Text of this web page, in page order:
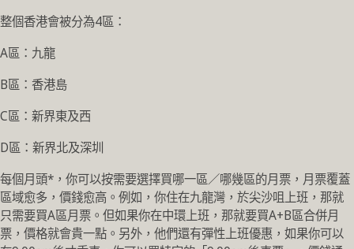
整個香港會被分為4區：
A區：九龍
B區：香港島
C區：新界東及西
D區：新界北及深圳
每個月頭*，你可以按需要選擇買哪一區／哪幾區的月票，月票覆蓋
區域愈多，價錢愈高。例如，你住在九龍灣，於尖沙咀上班，那就
只需要買A區月票。但如果你在中環上班，那就要買A+B區合併月
票，價格就會貴一點。另外，他們還有彈性上班優惠，如果你可以